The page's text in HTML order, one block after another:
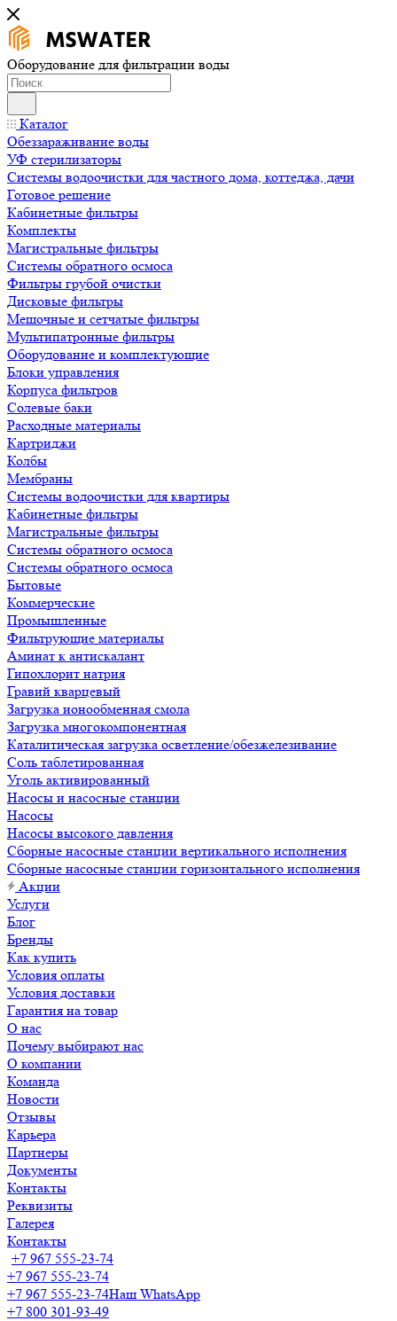
Оборудование для фильтрации воды
Каталог
Обеззараживание воды
УФ стерилизаторы
Системы водоочистки для частного дома, коттеджа, дачи
Готовое решение
Кабинетные фильтры
Комплекты
Магистральные фильтры
Системы обратного осмоса
Фильтры грубой очистки
Дисковые фильтры
Мешочные и сетчатые фильтры
Мультипатронные фильтры
Оборудование и комплектующие
Блоки управления
Корпуса фильтров
Солевые баки
Расходные материалы
Картриджи
Колбы
Мембраны
Системы водоочистки для квартиры
Кабинетные фильтры
Магистральные фильтры
Системы обратного осмоса
Системы обратного осмоса
Бытовые
Коммерческие
Промышленные
Фильтрующие материалы
Аминат к антискалант
Гипохлорит натрия
Гравий кварцевый
Загрузка ионообменная смола
Загрузка многокомпонентная
Каталитическая загрузка осветление/обезжелезивание
Соль таблетированная
Уголь активированный
Насосы и насосные станции
Насосы
Насосы высокого давления
Сборные насосные станции вертикального исполнения
Сборные насосные станции горизонтального исполнения
Акции
Услуги
Блог
Бренды
Как купить
Условия оплаты
Условия доставки
Гарантия на товар
О нас
Почему выбирают нас
О компании
Команда
Новости
Отзывы
Карьера
Партнеры
Документы
Контакты
Реквизиты
Галерея
Контакты
+7 967 555-23-74
+7 967 555-23-74
+7 967 555-23-74Наш WhatsApp
+7 800 301-93-49